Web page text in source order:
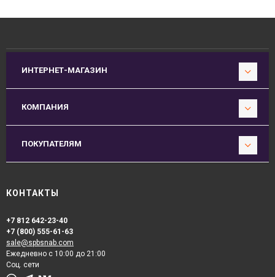
ИНТЕРНЕТ-МАГАЗИН
КОМПАНИЯ
ПОКУПАТЕЛЯМ
КОНТАКТЫ
+7 812 642-23-40
+7 (800) 555-61-63
sale@spbsnab.com
Ежедневно с 10:00 до 21:00
Соц. сети